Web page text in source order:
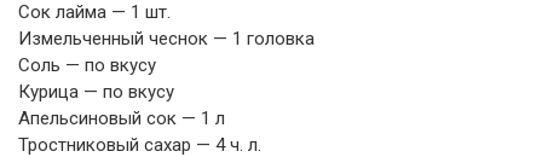
Сок лайма — 1 шт.
Измельченный чеснок — 1 головка
Соль — по вкусу
Курица — по вкусу
Апельсиновый сок — 1 л
Тростниковый сахар — 4 ч. л.